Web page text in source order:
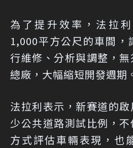
為了提升效率，法拉
1,000平方公尺的車間，
行維修、分析與調整，
總廠，大幅縮短開發週期
法拉利表示，新賽道的
少公共道路測試比例，
方式評估車輛表現，也